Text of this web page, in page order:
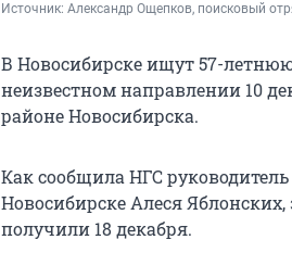
Источник: Александр Ощепков, поисковый
В Новосибирске ищут 57-
неизвестном направлении 10
районе Новосибирска.
Как сообщила НГС
Новосибирске Алеся
получили 18 декабря.